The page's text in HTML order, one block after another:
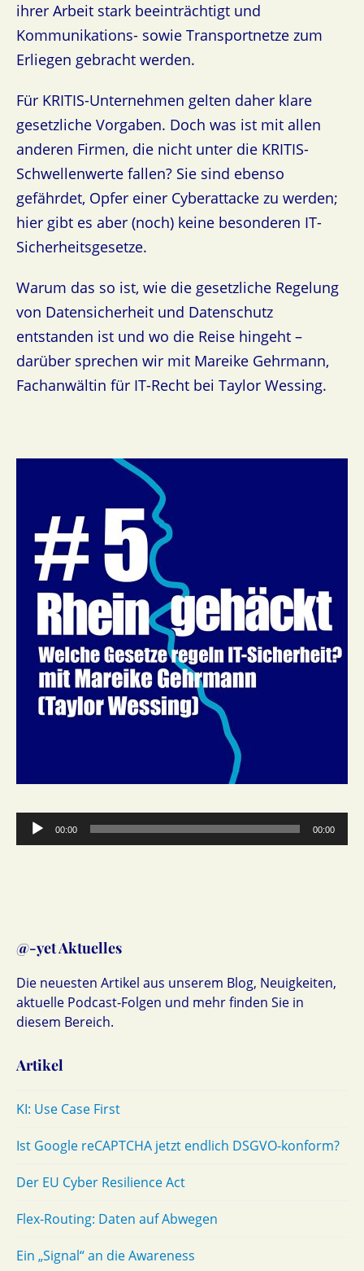
ihrer Arbeit stark beeinträchtigt und
Kommunikations- sowie Transportnetze zum
Erliegen gebracht werden.
Für KRITIS-Unternehmen gelten daher klare
gesetzliche Vorgaben. Doch was ist mit allen
anderen Firmen, die nicht unter die KRITIS-
Schwellenwerte fallen? Sie sind ebenso
gefährdet, Opfer einer Cyberattacke zu werden;
hier gibt es aber (noch) keine besonderen IT-
Sicherheitsgesetze.
Warum das so ist, wie die gesetzliche Regelung
von Datensicherheit und Datenschutz
entstanden ist und wo die Reise hingeht –
darüber sprechen wir mit Mareike Gehrmann,
Fachanwältin für IT-Recht bei Taylor Wessing.
Audio-
Player
00:00 00:00
@-yet Aktuelles
Die neuesten Artikel aus unserem Blog, Neuigkeiten,
aktuelle Podcast-Folgen und mehr finden Sie in
diesem Bereich.
Artikel
KI: Use Case First
Ist Google reCAPTCHA jetzt endlich DSGVO-konform?
Der EU Cyber Resilience Act
Flex-Routing: Daten auf Abwegen
Ein „Signal“ an die Awareness